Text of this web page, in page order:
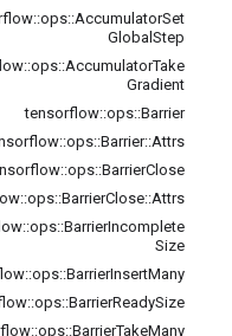
::ops::AccumulatorSet
Global Step
::ops::AccumulatorTake
Gradient
tensorflow::ops::Barrier
::ops::Barrier::Attrs
::ops::BarrierClose
::ops::BarrierClose::Attrs
::ops::BarrierIncomplete
Size
::ops::BarrierInsertMany
::ops::BarrierReadySize
::ops::BarrierTakeMany